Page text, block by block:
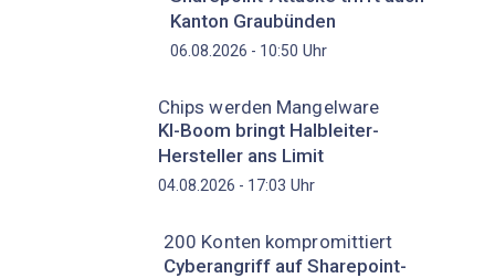
Kanton Graubünden
06.08.2026 - 10:50 Uhr
Chips werden Mangelware
KI-Boom bringt Halbleiter-
Hersteller ans Limit
04.08.2026 - 17:03 Uhr
200 Konten kompromittiert
Cyberangriff auf Sharepoint-